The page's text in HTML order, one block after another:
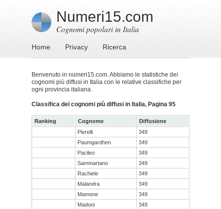
Numeri15.com
Cognomi popolari in Italia
Home Privacy Ricerca
Benvenuto in numeri15.com. Abbiamo le statistiche dei
cognomi più diffusi in Italia con le relative classifiche per
ogni provincia italiana.
Classifica dei cognomi più diffusi in Italia, Pagina 95
Ranking Cognome
Diffusione
Pierelli
349
Paumgardhen
349
Pacileo
349
Sammartano
349
Rachiele
349
Malandra
349
Mamone
349
Madoni
349